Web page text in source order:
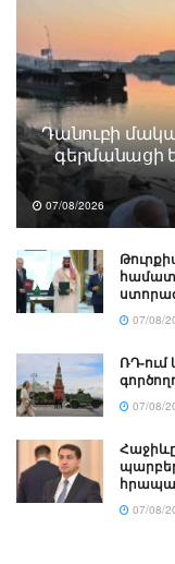
Դանուբի
գերմանացի
07/08/2026
07/08/
ՌԴ-ում
07/08/
07/08/